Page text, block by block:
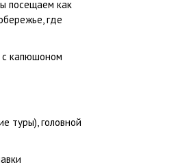
посещаем как
где
с капюшоном
туры), головной